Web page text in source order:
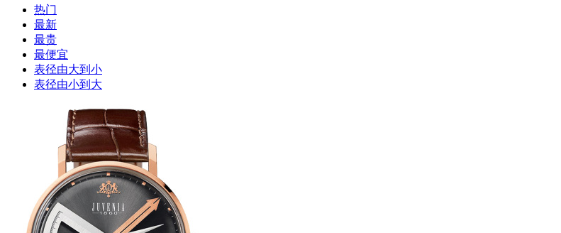
热门
最新
最贵
最便宜
表径由大到小
表径由小到大